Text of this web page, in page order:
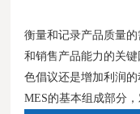
衡量和记录产品质量
和销售产品能力的关
色倡议还是增加利润
MES的基本组成部分